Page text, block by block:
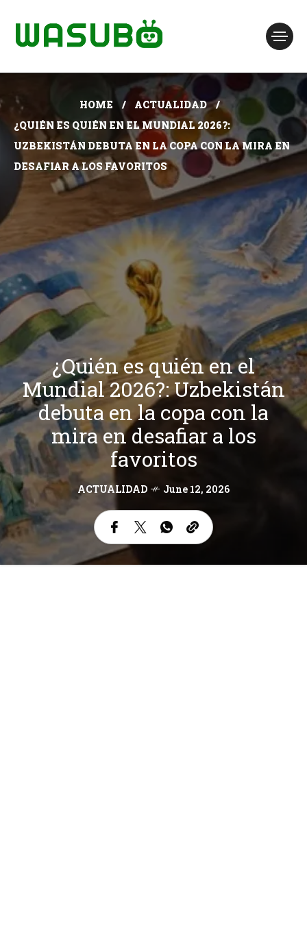
HOME
ACTUALIDAD
¿QUIÉN ES QUIÉN EN EL MUNDIAL 2026?:
UZBEKISTÁN DEBUTA EN LA COPA CON LA MIRA EN
DESAFIAR A LOS FAVORITOS
¿Quién es quién en el
Mundial 2026?: Uzbekistán
debuta en la copa con la
mira en desafiar a los
favoritos
ACTUALIDAD June 12, 2026